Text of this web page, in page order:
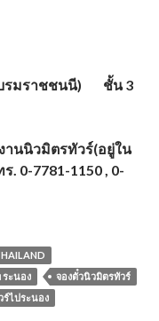
บรมราชชนนี) ชั้น 3
านนิวมิตรทัวร์(อยู่ใน
ร. 0-7781-1150 , 0-
ระนอง
จองตั๋วนิวมิตรทัวร์
ร์ไประนอง